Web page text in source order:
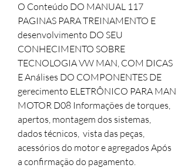
O Conteúdo DO MANUAL 117
PAGINAS PARA TREINAMENTO E
desenvolvimento DO SEU
CONHECIMENTO SOBRE
TECNOLOGIA VW MAN, COM DICAS
E Análises DO COMPONENTES DE
gerecimento ELETRÔNICO PARA MAN
MOTOR D08 Informações de torques,
apertos, montagem dos sistemas,
dados técnicos, vista das peças,
acessórios do motor e agregados Após
a confirmação do pagamento.